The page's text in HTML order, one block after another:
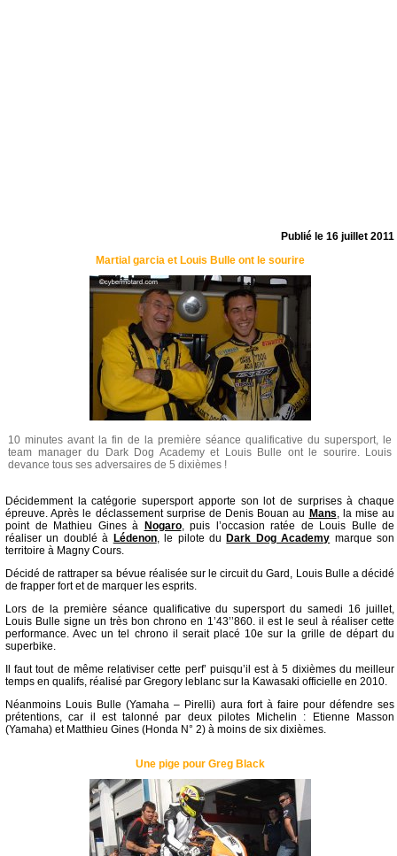
Publié le16 juillet 2011
Martial garcia et Louis Bulle ont le sourire
10 minutes avant la fin de la première séance qualificative du supersport, le
team manager du Dark Dog Academy et Louis Bulle ont le sourire. Louis
devance tous ses adversaires de 5 dixièmes !
Décidemment la catégorie supersport apporte son lot de surprises à chaque
épreuve. Après le déclassement surprise de Denis Bouan au Mans, la mise au
point de Mathieu Gines à
Nogaro, puis l’occasion ratée de Louis Bulle de
réaliser un doublé à Lédenon, le pilote du Dark Dog Academy marque son
territoire à Magny Cours.
Décidé de rattraper sa bévue réalisée sur le circuit du Gard, Louis Bulle a décidé
de frapper fort et de marquer les esprits.
Lors de la première séance qualificative du supersport du samedi 16 juillet,
Louis Bulle signe un très bon chrono en 1’43’’860. il est le seul à réaliser cette
performance. Avec un tel chrono il serait placé 10e sur la grille de départ du
superbike.
Il faut tout de même relativiser cette perf’ puisqu’il est à 5 dixièmes du meilleur
temps en qualifs, réalisé par Gregory leblanc sur la Kawasaki officielle en 2010.
Néanmoins Louis Bulle (Yamaha – Pirelli) aura fort à faire pour défendre ses
prétentions, car il est talonné par deux pilotes Michelin : Etienne Masson
(Yamaha) et Matthieu Gines (Honda N° 2) à moins de six dixièmes.
Une pige pour Greg Black